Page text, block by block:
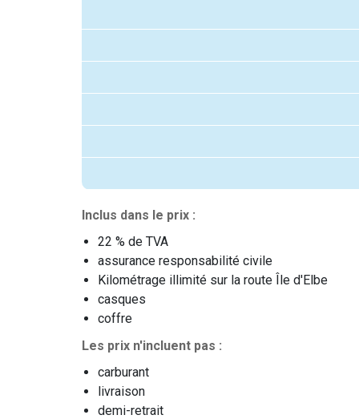
Inclus dans le prix :
22 % de TVA
assurance responsabilité civile
Kilométrage illimité sur la route Île d'Elbe
casques
coffre
Les prix n'incluent pas :
carburant
livraison
demi-retrait